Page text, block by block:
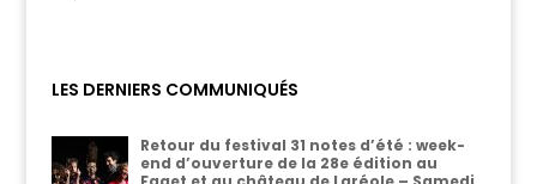
LES DERNIERS COMMUNIQUÉS
Retour du festival 31 notes d’été : week-
end d’ouverture de la 28e édition au